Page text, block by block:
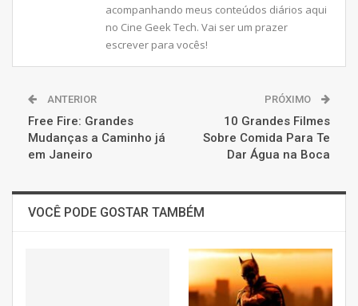
acompanhando meus conteúdos diários aqui
no Cine Geek Tech. Vai ser um prazer
escrever para vocês!
ANTERIOR
Free Fire: Grandes
Mudanças a Caminho já
em Janeiro
PRÓXIMO
10 Grandes Filmes
Sobre Comida Para Te
Dar Água na Boca
VOCÊ PODE GOSTAR TAMBÉM